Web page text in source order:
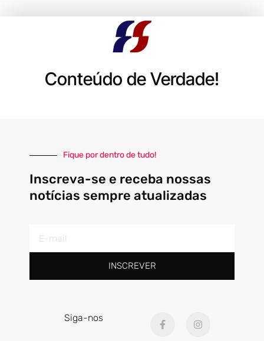
Conteúdo de Verdade!
Fique por dentro de tudo!
Inscreva-se e receba nossas
notícias sempre atualizadas
mail
INSCREVER
Siga-nos
a
n